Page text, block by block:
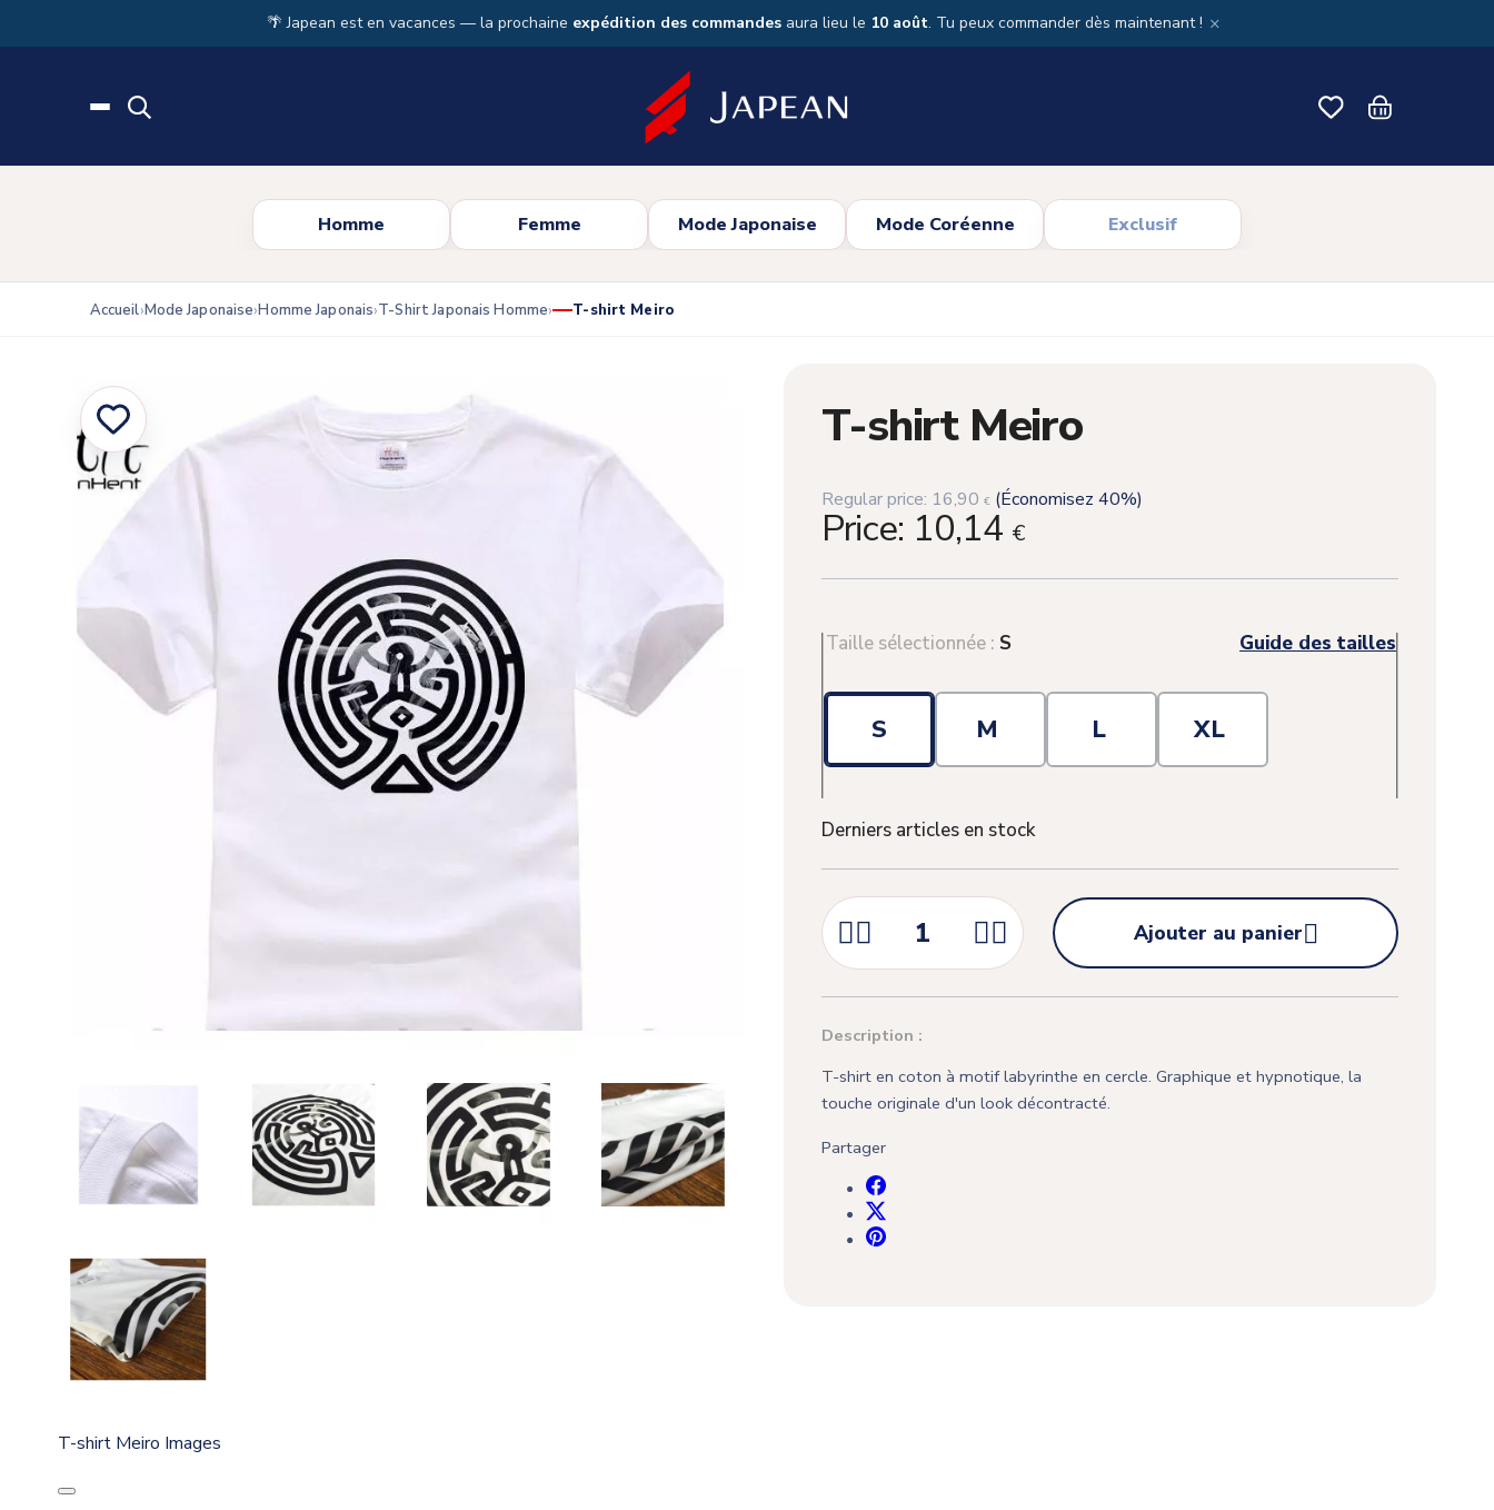
🌴 Japean est en vacances — la prochaine expédition des commandes aura lieu le 10 août. Tu peux commander dès maintenant ! ×
Homme Femme Mode Japonaise Mode Coréenne Exclusif
Accueil Mode Japonaise Homme Japonais T-Shirt Japonais Homme T-shirt Meiro
T-shirt Meiro Images
T-shirt Meiro
Regular price: 16,90€ (Économisez 40%)
Price: 10,14 €
Taille sélectionnée : S Guide des tailles
S M L XL
Derniers articles en stock
  
Ajouter au panier
Description :
T-shirt en coton à motif labyrinthe en cercle. Graphique et hypnotique, la
touche originale d'un look décontracté.
Partager